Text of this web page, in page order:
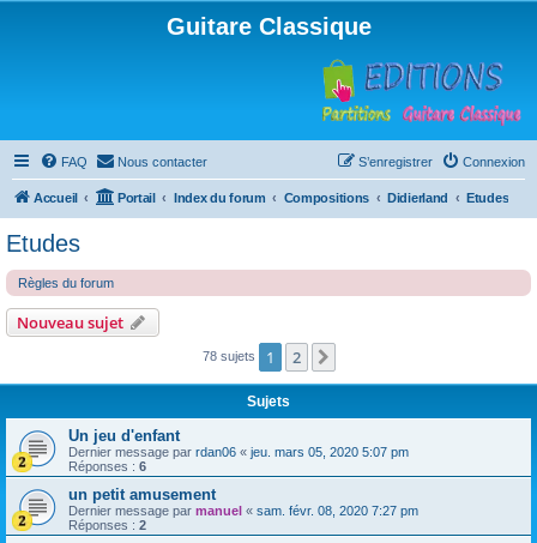
Guitare Classique
FAQ Nous contacter Connexion
S’enregistrer
Accueil Portail Index du forum Compositions Didierland Etudes
Etudes
Règles du forum
Nouveau sujet
78 sujets 1 2
Sujets
Un jeu d'enfant
Dernier message par rdan06 « jeu. mars 05, 2020 5:07 pm
Réponses : 6
un petit amusement
Dernier message par manuel « sam. févr. 08, 2020 7:27 pm
Réponses : 2